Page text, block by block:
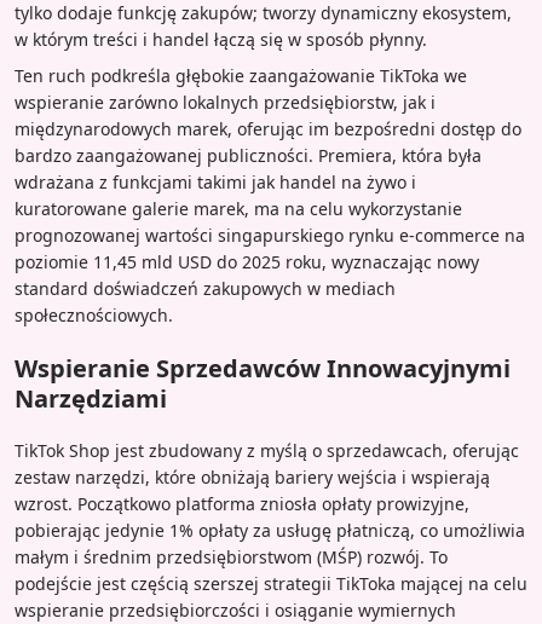
tylko dodaje funkcję zakupów; tworzy dynamiczny ekosystem,
w którym treści i handel łączą się w sposób płynny.
Ten ruch podkreśla głębokie zaangażowanie TikToka we
wspieranie zarówno lokalnych przedsiębiorstw, jak i
międzynarodowych marek, oferując im bezpośredni dostęp do
bardzo zaangażowanej publiczności. Premiera, która była
wdrażana z funkcjami takimi jak handel na żywo i
kuratorowane galerie marek, ma na celu wykorzystanie
prognozowanej wartości singapurskiego rynku e-commerce na
poziomie 11,45 mld USD do 2025 roku, wyznaczając nowy
standard doświadczeń zakupowych w mediach
społecznościowych.
Wspieranie Sprzedawców Innowacyjnymi
Narzędziami
TikTok Shop jest zbudowany z myślą o sprzedawcach, oferując
zestaw narzędzi, które obniżają bariery wejścia i wspierają
wzrost. Początkowo platforma zniosła opłaty prowizyjne,
pobierając jedynie 1% opłaty za usługę płatniczą, co umożliwia
małym i średnim przedsiębiorstwom (MŚP) rozwój. To
podejście jest częścią szerszej strategii TikToka mającej na celu
wspieranie przedsiębiorczości i osiąganie wymiernych